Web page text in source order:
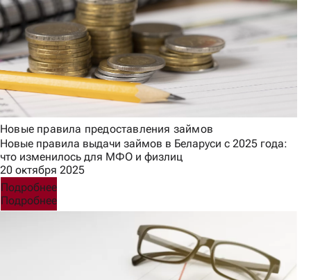
Новые правила предоставления займов
Новые правила выдачи займов в Беларуси с 2025 года:
что изменилось для МФО и физлиц
20 октября 2025
Подробнее
Подробнее